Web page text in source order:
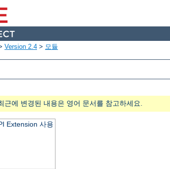
Version 2.4 > 모듈
근에 변경된 내용은 영어 문서를 참고하세요.
Extension 사용